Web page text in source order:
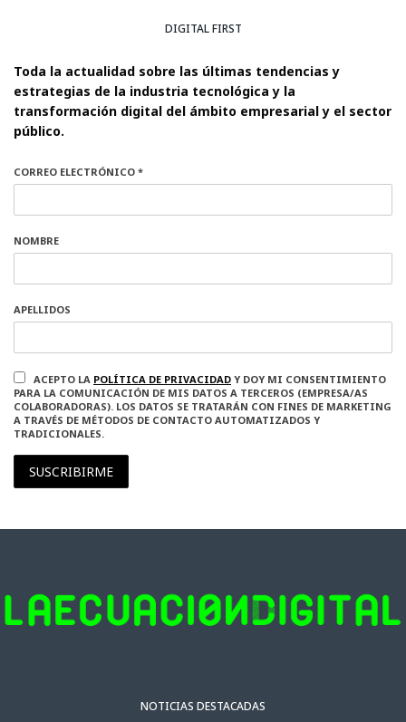
DIGITAL FIRST
Toda la actualidad sobre las últimas tendencias y
estrategias de la industria tecnológica y la
transformación digital del ámbito empresarial y el sector
público.
CORREO ELECTRÓNICO *
NOMBRE
APELLIDOS
ACEPTO LA POLÍTICA DE PRIVACIDAD Y DOY MI CONSENTIMIENTO
PARA LA COMUNICACIÓN DE MIS DATOS A TERCEROS (EMPRESA/AS
COLABORADORAS). LOS DATOS SE TRATARÁN CON FINES DE MARKETING
A TRAVÉS DE MÉTODOS DE CONTACTO AUTOMATIZADOS Y
TRADICIONALES.
SUSCRIBIRME
NOTICIAS DESTACADAS